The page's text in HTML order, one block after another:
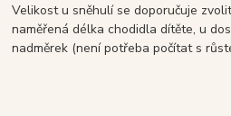
Velikost u sněhulí se doporučuje
naměřená délka chodidla dítěte, u
nadměrek (není potřeba počítat s